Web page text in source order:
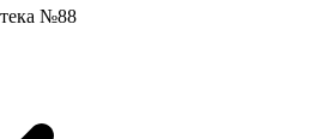
№88